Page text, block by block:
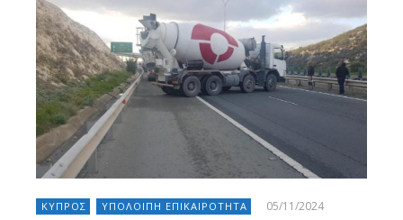
ΚΥΠΡΟΣ ΥΠΟΛΟΙΠΗ ΕΠΙΚΑΙΡΟΤΗΤΑ 05/11/2024